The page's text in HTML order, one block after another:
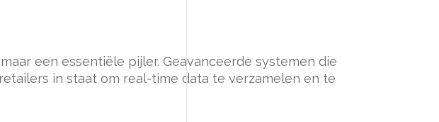
een essentiële pijler. Geavanceerde systemen die
in staat om real-time data te verzamelen en te